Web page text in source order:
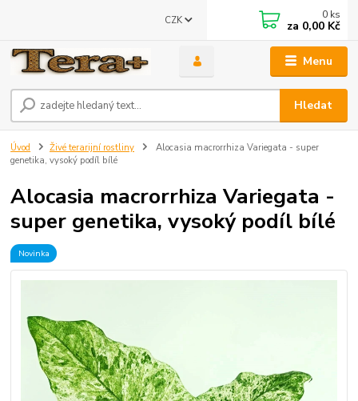
Menu
CZK
Hledat
0 ks
za 0,00 Kč
Úvod Živé terarijní rostliny
Alocasia macrorrhiza Variegata - super
genetika, vysoký podíl bílé
Alocasia macrorrhiza Variegata -
super genetika, vysoký podíl bílé
Novinka